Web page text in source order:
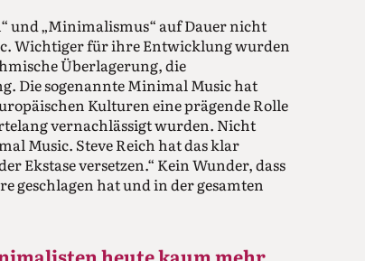
und „­Minimalismus“ auf Dauer nicht
Wichtiger für ihre Entwicklung wurden
Überlagerung, die
Die sogenannte Minimal Music hat
Kulturen eine prägende Rolle
vernachlässigt wurden. Nicht
Music. Steve Reich hat das klar
Ekstase versetzen.“ Kein Wunder, dass
geschlagen hat und in der gesamten